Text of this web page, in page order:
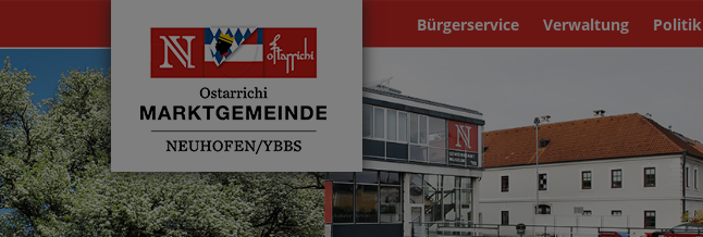
Bürgerservice Verwaltung Politik